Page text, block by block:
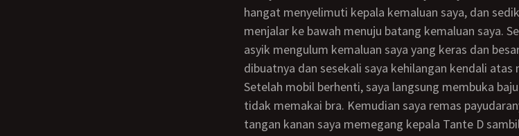
hangat menyelimuti kepala kemaluan saya, dan
menjalar ke bawah menuju batang kemaluan saya.
asyik mengulum kemaluan saya yang keras dan
dibuatnya dan sesekali saya kehilangan kendali atas
Setelah mobil berhenti, saya langsung membuka baju kaos Tante D dan kebetulan
tidak memakai bra. Kemudian saya remas
tangan kanan saya memegang kepala Tante D